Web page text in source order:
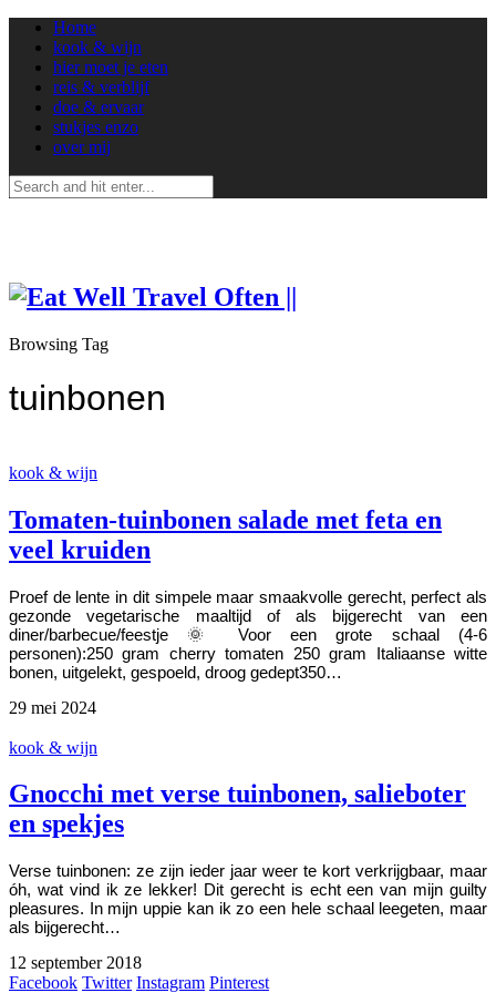
Home
kook & wijn
hier moet je eten
reis & verblijf
doe & ervaar
stukjes enzo
over mij
Browsing Tag
tuinbonen
kook & wijn
Tomaten-tuinbonen salade met feta en
veel kruiden
Proef de lente in dit simpele maar smaakvolle gerecht, perfect als
gezonde vegetarische maaltijd of als bijgerecht van een
diner/barbecue/feestje 🌞 Voor een grote schaal (4-6
personen):250 gram cherry tomaten 250 gram Italiaanse witte
bonen, uitgelekt, gespoeld, droog gedept350…
29 mei 2024
kook & wijn
Gnocchi met verse tuinbonen, salieboter
en spekjes
Verse tuinbonen: ze zijn ieder jaar weer te kort verkrijgbaar, maar
óh, wat vind ik ze lekker! Dit gerecht is echt een van mijn guilty
pleasures. In mijn uppie kan ik zo een hele schaal leegeten, maar
als bijgerecht…
12 september 2018
Facebook Twitter Instagram Pinterest